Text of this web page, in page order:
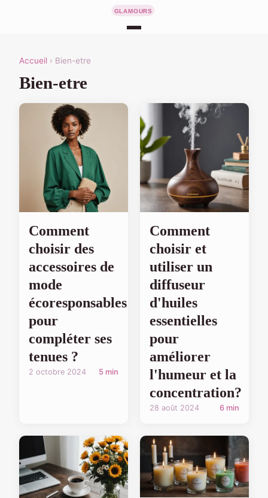
Accueil › Bien-etre
Bien-etre
Comment
choisir des
accessoires de
mode
écoresponsables
pour
compléter ses
tenues ?
2 octobre 2024 5 min
Comment
choisir et
utiliser un
diffuseur
d'huiles
essentielles
pour
améliorer
l'humeur et la
concentration?
28 août 2024 6 min